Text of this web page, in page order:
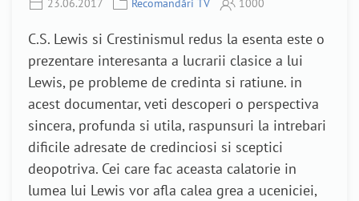
23.06.2017 Recomandări TV 1000
C.S. Lewis si Crestinismul redus la esenta este o
prezentare interesanta a lucrarii clasice a lui
Lewis, pe probleme de credinta si ratiune. in
acest documentar, veti descoperi o perspectiva
sincera, profunda si utila, raspunsuri la intrebari
dificile adresate de credinciosi si sceptici
deopotriva. Cei care fac aceasta calatorie in
lumea lui Lewis vor afla calea grea a uceniciei,